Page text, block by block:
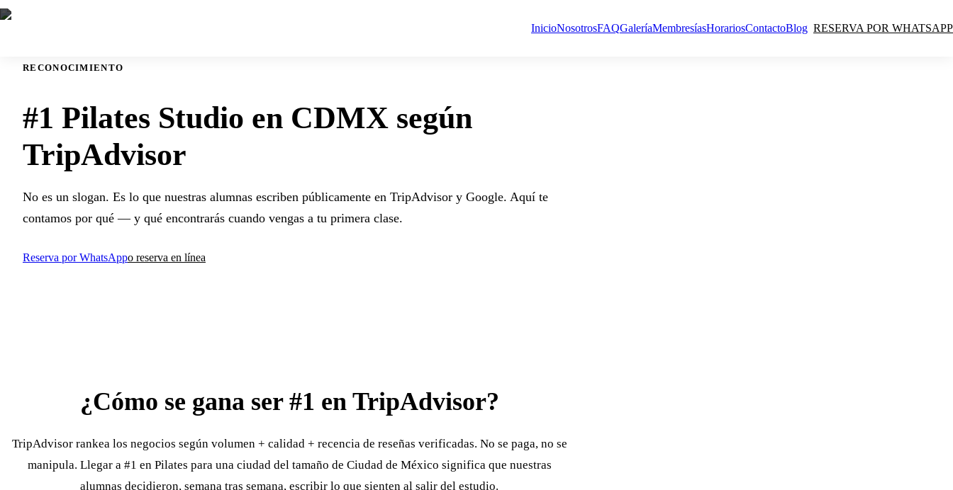
InicioNosotrosFAQGaleríaMembresíasHorariosContactoBlog RESERVA POR WHATSAPP
RECONOCIMIENTO
#1 Pilates Studio en CDMX según
TripAdvisor
No es un slogan. Es lo que nuestras alumnas escriben públicamente en TripAdvisor y Google. Aquí te
contamos por qué — y qué encontrarás cuando vengas a tu primera clase.
Reserva por WhatsAppo reserva en línea
¿Cómo se gana ser #1 en TripAdvisor?
TripAdvisor rankea los negocios según volumen + calidad + recencia de reseñas verificadas. No se paga, no se
manipula. Llegar a #1 en Pilates para una ciudad del tamaño de Ciudad de México significa que nuestras
alumnas decidieron, semana tras semana, escribir lo que sienten al salir del estudio.